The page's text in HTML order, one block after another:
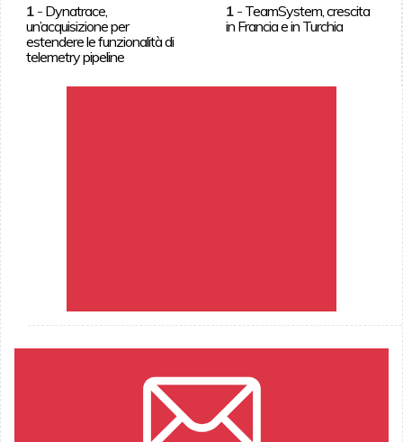
1- Dynatrace,
un’acquisizione per
estendere le funzionalità di
telemetry pipeline
1 - TeamSystem, crescita
in Francia e in Turchia